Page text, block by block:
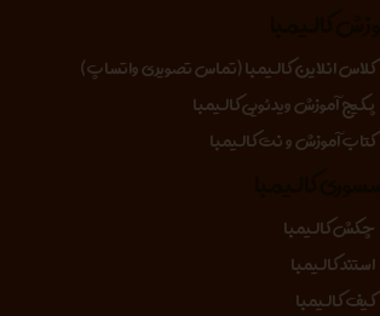
کلاس انلاین کالیمبا (تماس تصویری واتساپ)
پکیج آموزش ویدئویی کالیمبا
کتاب آموزش و نت کالیمبا
چکش کالیمبا
استند کالیمبا
کیف کالیمبا